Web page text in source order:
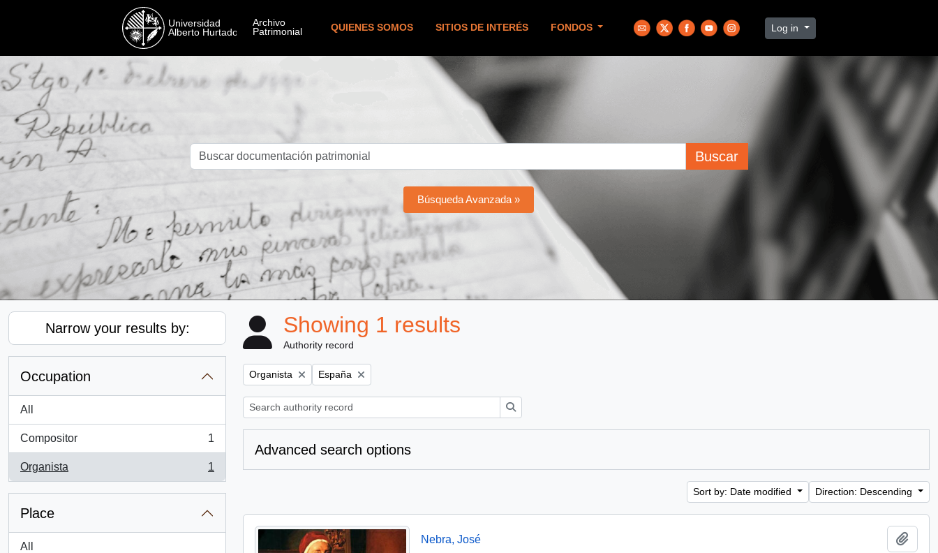
QUIENES SOMOS SITIOS DE INTERÉS FONDOS Log in
Buscar
Búsqueda Avanzada »
Narrow your results by:
Occupation
All
Compositor
, 1 results
1
Organista
, 1 results
1
Place
All
Showing 1 results
Authority record
Remove filter:
Organista Remove filter:
España
Advanced search options
Sort by: Date modified Direction: Descending
Nebra, José